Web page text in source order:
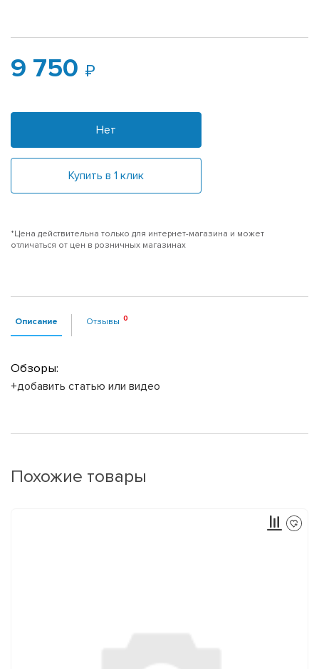
9 750
Нет
Купить в 1 клик
*Цена действительна только для интернет-магазина и может
отличаться от цен в розничных магазинах
Описание Отзывы
Обзоры:
+добавить статью или видео
Похожие товары